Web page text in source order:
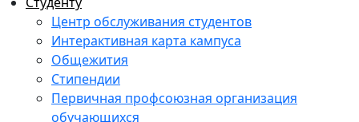
Центр обслуживания студентов
Интерактивная карта кампуса
Общежития
Стипендии
Первичная профсоюзная организация
обучающихся